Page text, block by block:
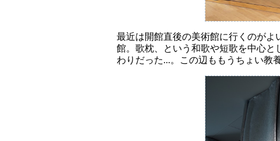
最近は開館直後の美術館に行くのがよ
館。歌枕、という和歌や短歌を中心
わりだった...。この辺ももうちょい教